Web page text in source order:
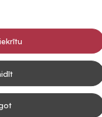
savā e-pastā
mārketinga nolūkiem,